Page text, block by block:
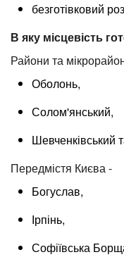
безготівковий
В яку місцевість
Райони та
Оболонь,
Солом'янський,
Шевченківський
Передмістя Києва -
Богуслав,
Ірпінь,
Софіївська